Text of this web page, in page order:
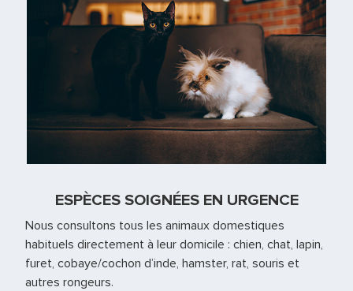
ESPÈCES SOIGNÉES EN URGENCE
Nous consultons tous les animaux domestiques
habituels directement à leur domicile : chien, chat, lapin,
furet, cobaye/cochon d’inde, hamster, rat, souris et
autres rongeurs.